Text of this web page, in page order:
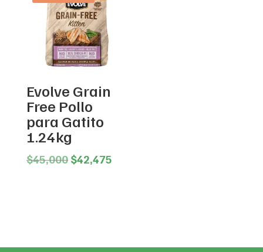
Evolve Grain
Free Pollo
para Gatito
1.24kg
$45,000 Original
$42,475Current